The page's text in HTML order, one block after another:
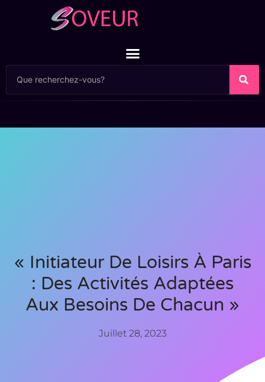
« Initiateur De Loisirs À Paris
: Des Activités Adaptées
Aux Besoins De Chacun »
Juillet 28, 2023